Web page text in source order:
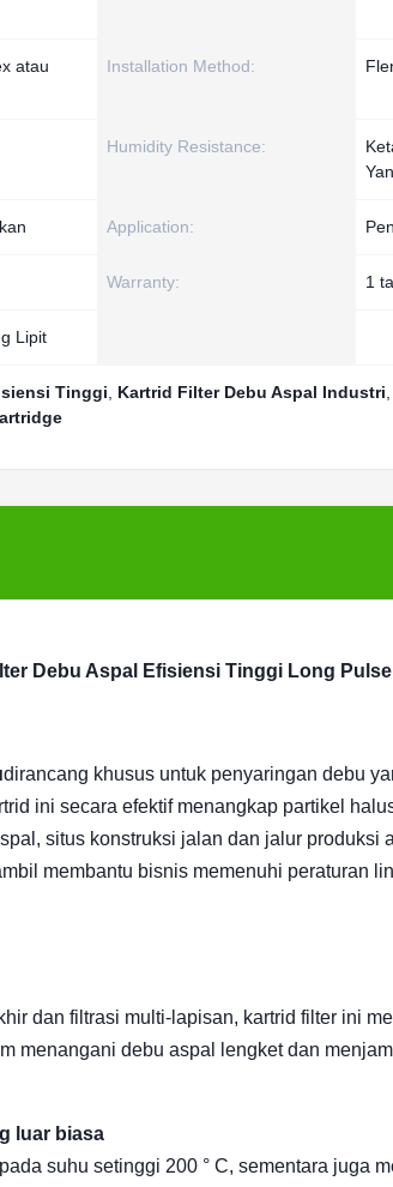
atau
Installation Method:
Humidity Resistance:
Application:
Warranty: 1
Lipit
Tinggi Kartrid Filter Debu Aspal Industri
Debu Aspal Efisiensi Tinggi Long Pulse
dirancang khusus untuk penyaringan debu
ini secara efektif menangkap partikel
situs konstruksi jalan dan jalur produksi
membantu bisnis memenuhi peraturan
dan filtrasi multi-lapisan, kartrid filter ini
menangani debu aspal lengket dan
luar biasa
suhu setinggi 200 ° C, sementara juga